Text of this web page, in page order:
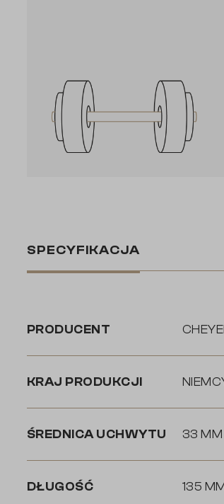
SPECYFIKACJA
PRODUCENT
KRAJ PRODUKCJI
ŚREDNICA UCHWYTU 33 MM
DŁUGOŚĆ 135 MM